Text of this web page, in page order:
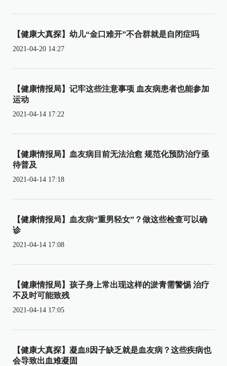
【健康大真探】幼儿“金口难开”不合群就是自闭症吗
2021-04-20 14:27
【健康情报局】记牢这些注意事项 血友病患者也能参加
运动
2021-04-14 17:22
【健康情报局】血友病目前无法治愈 规范化预防治疗亟
待普及
2021-04-14 17:18
【健康情报局】血友病“重男轻女”？做这些检查可以确
诊
2021-04-14 17:08
【健康情报局】孩子身上常出现这样的淤青需警惕 治疗
不及时可能致残
2021-04-14 17:05
【健康大真探】凝血8因子缺乏就是血友病？这些疾病也
会导致出血难凝固